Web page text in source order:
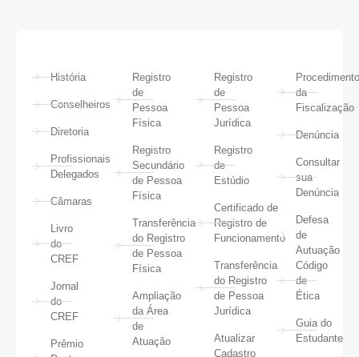
História
Conselheiros
Diretoria
Profissionais
Delegados
Câmaras
Livro
do
CREF
Jornal
do
CREF
Prêmio
Registro
de
Pessoa
Física
Registro
Secundário
de Pessoa
Física
Transferência
do Registro
de Pessoa
Física
Ampliação
da Área
de
Atuação
Registro
de
Pessoa
Jurídica
Registro
de
Estúdio
Certificado de
Registro de
Funcionamento
Transferência
do Registro
de Pessoa
Jurídica
Atualizar
Cadastro
da
Fiscalização
Denúncia
Consultar
sua
Denúncia
Defesa
de
Autuação
Código
de
Ética
Guia do
Estudante